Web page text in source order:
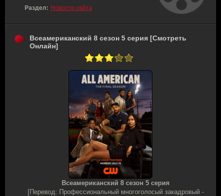
Раздел: Новости сайта
Всеамериканский 8 сезон 5 серия [Смотреть
Онлайн]
Всеамериканский 8 сезон 5 серия
[Перевод: Профессиональный многоголосый закадровый -